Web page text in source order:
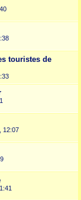
touristes de
12:07